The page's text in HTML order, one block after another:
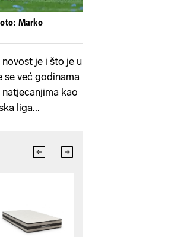
Marko
je i što je u
se već godinama
kao
liga...